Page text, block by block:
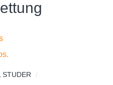
STUDER